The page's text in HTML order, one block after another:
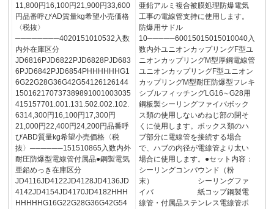
11,800円16,100円21,900円33,600
円品番呼びAD質量kg希望小売価格
〈税抜〉
────────4020151010532入数
内外在庫区分
JD6816PJD6822PJD6828PJD683
6PJD6842PJD6854PHHHHHHG1
6G22G28G36G42G54126126144
150162170737389891001003035
415157701.001.131.502.002.102.
6314,300円16,100円17,300円
21,000円22,400円24,200円品番呼
びABD質量kg希望小売価格〈税
抜〉──────151510865入数内外
耐圧防爆型電線管付属品●鋼製電気
亜鉛めっき在庫区分
JD4116JD4122JD4128JD4136JD
4142JD4154JD4170JD4182HHH
HHHHHG16G22G28G36G42G54
亜鉛アルミ複合被膜処理防爆電気
工事の電線管支持に使用します。
防爆用サドル
10─────60015015015010040入
数内外ユニオンカップリングF型ユ
ニオンカップリングM型厚鋼電線管
ユニオンカップリングF型ユニオン
カップリングM型耐圧防爆型フレキ
シブルフィッチングLG16∼G28用
鋼板製シーリングファイバボック
ス類の使用しないめねじ部の閉そ
くに使用します。ボックス類のハ
ブ部分に電線管を接続する場合
で、ハブの内径が電線管より太い
場合に使用します。●セット内容：
シーリングコンパウンド（粉
末） シーリングファ
イバ 紙コップ鋼製電
線管・付属品ステンレス電線管ポ